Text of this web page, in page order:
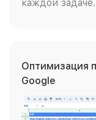
каждой
Оптимизация
Google